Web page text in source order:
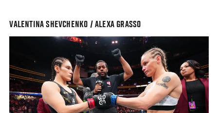
VALENTINA SHEVCHENKO / ALEXA GRASSO